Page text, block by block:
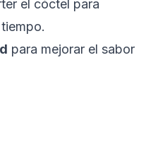
el cóctel para
para mejorar el sabor